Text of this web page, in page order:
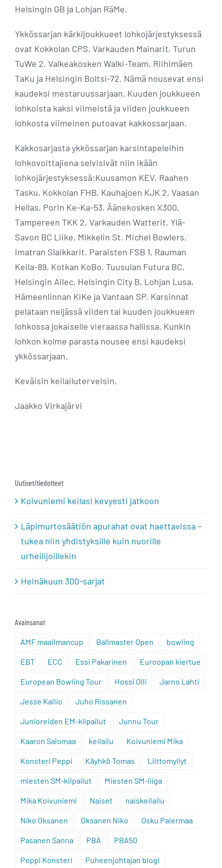
Helsingin GB ja Lohjan RäMe.
Ykkössarjan kärkijoukkueet lohkojärjestyksessä
ovat Kokkolan CPS, Varkauden Mainarit, Turun
TuWe 2, Valkeakosken Walki-Team, Riihimäen
TaKu ja Helsingin Boltsi-72. Nämä nousevat ensi
kaudeksi mestaruussarjaan. Kuuden joukkueen
lohkoista kaksi viimeistä ja viiden joukkueen
lohkosta viimeinen putoavat kakkossarjaan.
Kakkosarjasta ykkössarjan karsintapeleihin
lohkovoittajiena selvisivät niin ikään
lohkojärjestyksessä:Kuusamon KEV, Raahen
Tasku, Kokkolan FHB, Kauhajoen KJK 2, Vaasan
Hellas, Porin Ke-Ka-53, Äänekosken X300,
Tampereen TKK 2, Varkauden Watterit, Ylä-
Savon BC Liike, Mikkelin St. Michel Bowlers,
Imatran Slaikkarit, Paraisten FSB 1, Rauman
Keila-89, Kotkan KoBo, Tuusulan Futura BC,
Helsingin Ailec, Helsingin City B, Lohjan Lusa,
Hämeenlinnan KiKe ja Vantaan SP. Karsinnat
pelataan neljässä viiden tai kuuden joukkueen
lohkossa jokaiselle vieraassa hallissa. Kunkin
lohkon kolme parasta nousee ensi kaudeksi
ykkössarjaan.
Keväisin keilailuterveisin,
Jaakko Virkajärvi
Uutiset/tiedotteet
Koivuniemi keilasi kevyesti jatkoon
Läpimurtosäätiön apurahat ovat haettavissa –
tukea niin yhdistyksille kuin nuorille
urheilijoillekin
Heinäkuun 300-sarjat
Avainsanat
AMF maailmancup Ballmaster Open bowling
EBT ECC Essi Pakarinen Euroopan kiertue
European Bowling Tour Hossi Olli Jarno Lahti
Jesse Kallio Juho Rissanen
Junioreiden EM-kilpailut Junnu Tour
Kaaron Salomaa keilailu Koivuniemi Mika
Konsteri Peppi Käyhkö Tomas Liittomyllyt
miesten SM-kilpailut Miesten SM-liiga
Mika Koivuniemi Naiset naiskeilailu
Niko Oksanen Oksanen Niko Osku Palermaa
Pasanen Sanna PBA PBA50
Peppi Konsteri Puheenjohtajan blogi